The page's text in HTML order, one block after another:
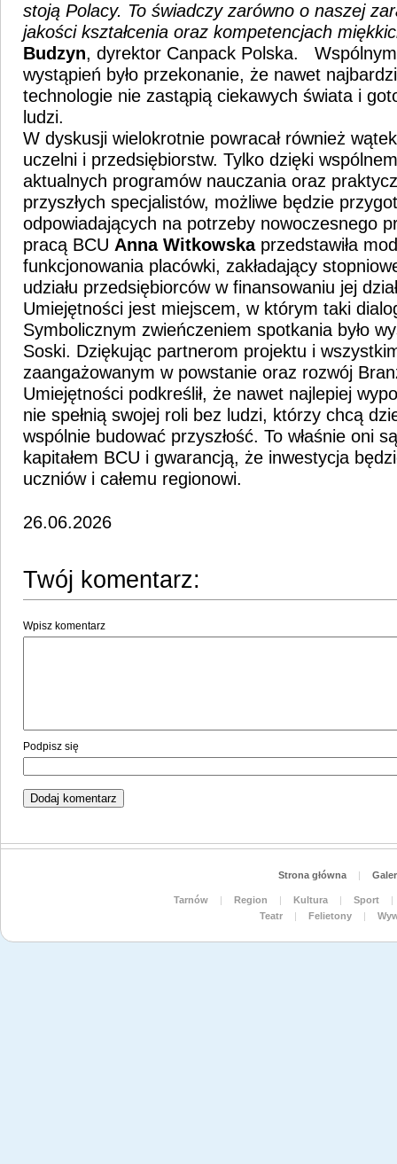
stoją Polacy. To świadczy zarówno o naszej
jakości kształcenia oraz kompetencjach
Budzyn, dyrektor Canpack Polska.
wystąpień było przekonanie, że nawet
technologie nie zastąpią ciekawych świata i
ludzi.
W dyskusji wielokrotnie powracał również
uczelni i przedsiębiorstw. Tylko dzięki
aktualnych programów nauczania oraz
przyszłych specjalistów, możliwe będzie
odpowiadających na potrzeby nowoczesnego
pracą BCU Anna Witkowskaprzedstawiła
funkcjonowania placówki, zakładający
udziału przedsiębiorców w finansowaniu jej
Umiejętności jest miejscem, w którym taki
Symbolicznym zwieńczeniem spotkania było
Soski. Dziękując partnerom projektu i
zaangażowanym w powstanie oraz rozwój
Umiejętności podkreślił, że nawet najlepiej
nie spełnią swojej roli bez ludzi, którzy chcą
wspólnie budować przyszłość. To właśnie oni
kapitałem BCU i gwarancją, że inwestycja
uczniów i całemu regionowi.
26.06.2026
Twój komentarz:
Wpisz komentarz
Podpisz się
Strona główna |
Tarnów | Region | Kultura | Sport
|
Teatr
| Felietony |